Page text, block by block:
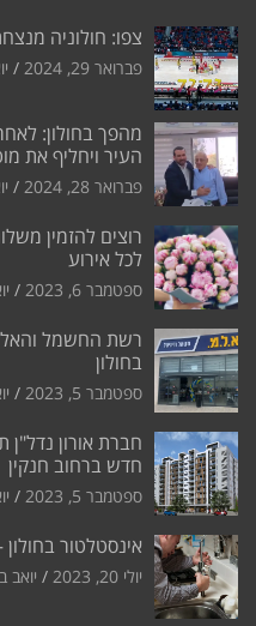
צפו: חולוניה מנצחת 72:73 את הפועל ירושלים
פברואר 29, 2024
העיר ויחליף את
פברואר 28, 2024
רוצים להזמין
לכל אירוע
ספטמבר 6, 2023
רשת החשמל
בחולון
ספטמבר 5, 2023
חדש ברחוב חנקין
ספטמבר 5, 2023
אינסטלטור
יולי 20, 2023 יואב